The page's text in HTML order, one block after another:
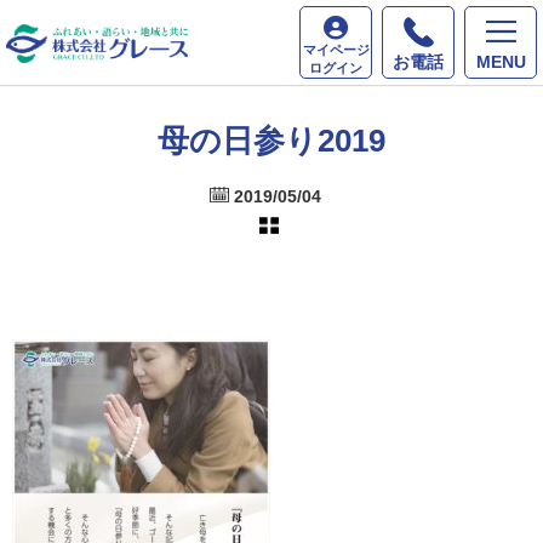
MENU
お電話
マイページ
ログイン
ホーム 最新情報 母の日参り2019
母の日参り2019
2019/05/04